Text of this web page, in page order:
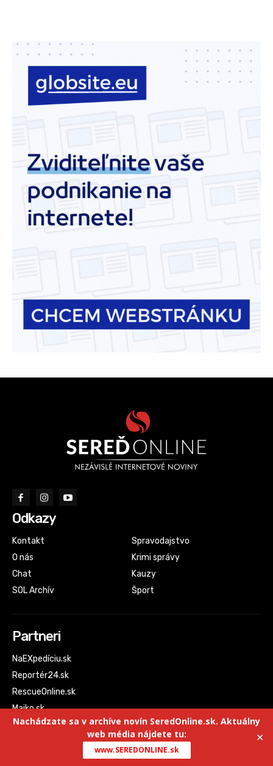
Nachádzate sa v archíve novín SeredOnline.sk. Aktuálny
web média nájdete tu:
www.SEREDONLINE.sk
✕
Odkazy
Kontakt
O nás
Chat
SOL Archív
Spravodajstvo
Krimi správy
Kauzy
Šport
Partneri
NaEXpedíciu.sk
Reportér24.sk
RescueOnline.sk
Majko.sk